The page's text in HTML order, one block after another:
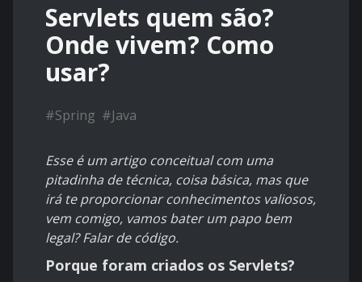
Servlets quem são?
Onde vivem? Como
usar?
#Spring #Java
Esse é um artigo conceitual com uma
pitadinha de técnica, coisa básica, mas que
irá te proporcionar conhecimentos valiosos,
vem comigo, vamos bater um papo bem
legal? Falar de código.
Porque foram criados os Servlets?